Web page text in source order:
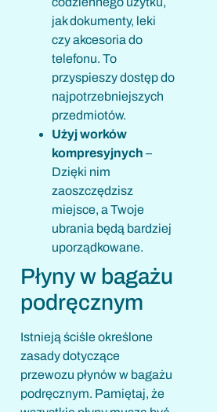
jak dokumenty, leki
czy akcesoria do
telefonu. To
przyspieszy dostęp do
najpotrzebniejszych
przedmiotów.
Użyj worków
kompresyjnych –
Dzięki nim
zaoszczędzisz
miejsce, a Twoje
ubrania będą bardziej
uporządkowane.
Płyny w bagażu
podręcznym
Istnieją ściśle określone
zasady dotyczące
przewozu płynów w bagażu
podręcznym. Pamiętaj, że